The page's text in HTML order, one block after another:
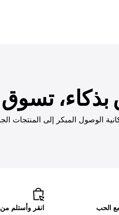
تسوق
الوصول المبكر إلى المنتجات
الحب انقر وأستلم